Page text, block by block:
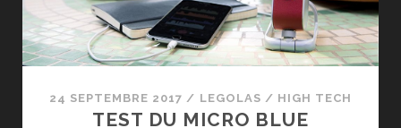
24 SEPTEMBRE 2017 / LEGOLAS / HIGH TECH
TEST DU MICRO BLUE